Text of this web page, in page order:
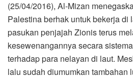
(25/04/2016), Al-Mizan
Palestina berhak untuk bekerja di
pasukan penjajah Zionis terus
kesewenangannya secara
terhadap para nelayan di laut.
lalu sudah diumumkan tambahan